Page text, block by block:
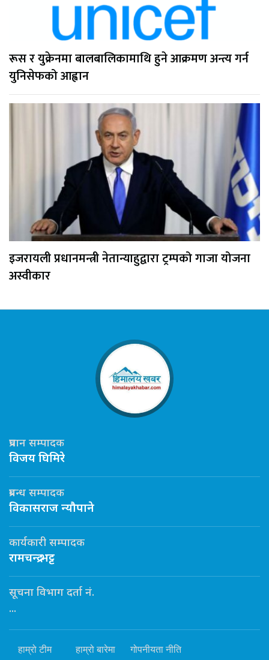
रूस र युक्रेनमा बालबालिकामाथि हुने आक्रमण अन्त्य गर्न
युनिसेफको आह्वान
इजरायली प्रधानमन्त्री नेतान्याहुद्वारा ट्रम्पको गाजा योजना
अस्वीकार
प्रधान सम्पादक
विजय घिमिरे
प्रबन्ध सम्पादक
विकासराज न्यौपाने
कार्यकारी सम्पादक
रामचन्द्र भट्ट
सूचना विभाग दर्ता नं.
...
हाम्रो टीम हाम्रो बारेमा गोपनीयता नीति